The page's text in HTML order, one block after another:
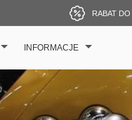
RABAT
INFORMACJE